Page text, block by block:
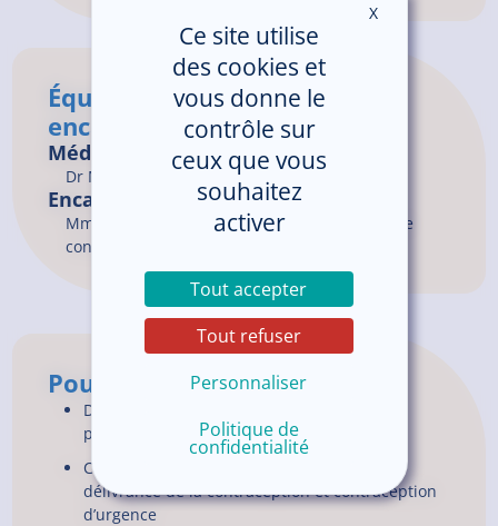
Équipe médicale et
encadrement
Médecins
Dr MEIGNANT Frédérique
Encadrement du service
Mme Valérie BIGNON, Sage-femme conseillère
conjugale et familiale
Pour en savoir plus
Dépistages IST / informations / remise de
préservatifs
Consultations de contraception / infos /
délivrance de la contraception et contraception
d’urgence
Ce site utilise
des cookies et
vous donne le
contrôle sur
ceux que vous
souhaitez
activer
Tout accepter
Tout refuser
Personnaliser
Politique de
confidentialité
XMasquer le